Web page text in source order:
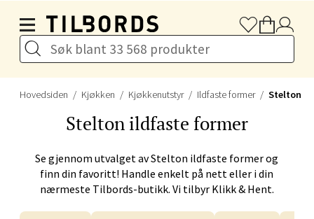
Hovedsiden Kjøkken Kjøkkenutstyr Ildfaste former Stelton
Stelton ildfaste former
Se gjennom utvalget avStelton ildfaste former og
finn din favoritt! Handle enkelt på nett eller i din
nærmeste Tilbords-butikk. Vi tilbyr Klikk & Hent.
Drammen - Gulskogen
Åpent i dag 10-21
Velg